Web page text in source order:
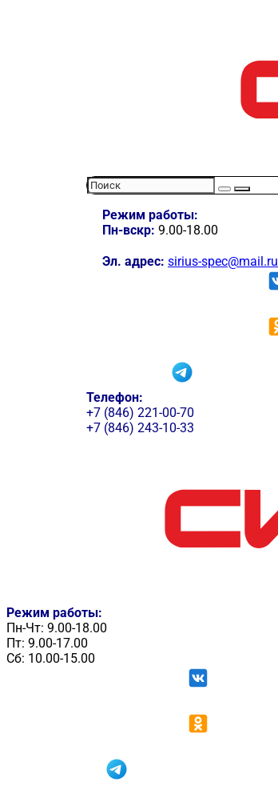
Режим работы:
Пн-вскр: 9.00-18.00
Эл. адрес: sirius-spec@mail.ru
Телефон:
+7 (846) 221-00-70
+7 (846) 243-10-33
Режим работы:
Пн-Чт: 9.00-18.00
Пт: 9.00-17.00
Сб: 10.00-15.00